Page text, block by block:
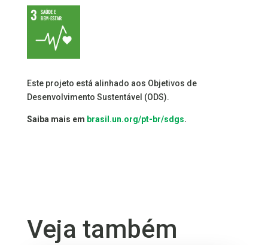
Este projeto está alinhado aos Objetivos de
Desenvolvimento Sustentável (ODS).
Saiba mais em brasil.un.org/pt-br/sdgs.
Veja também